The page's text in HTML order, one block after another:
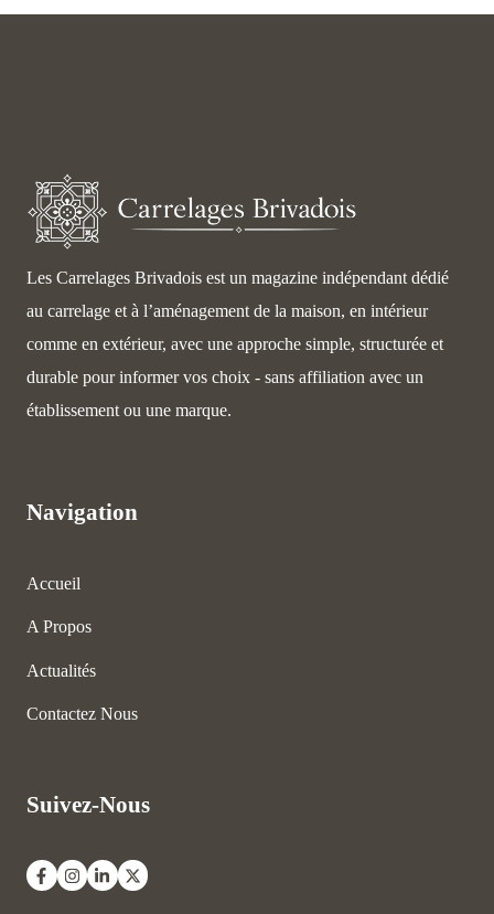
Les Carrelages Brivadois est un magazine indépendant dédié
au carrelage et à l’aménagement de la maison, en intérieur
comme en extérieur, avec une approche simple, structurée et
durable pour informer vos choix - sans affiliation avec un
établissement ou une marque.
Navigation
Accueil
A Propos
Actualités
Contactez Nous
Suivez-Nous